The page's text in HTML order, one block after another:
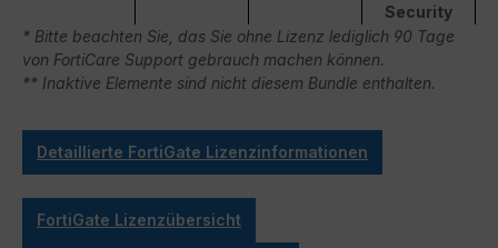
Security
* Bitte beachten Sie, das Sie ohne Lizenz lediglich 90 Tage
von FortiCare Support gebrauch machen können.
** Inaktive Elemente sind nicht diesem Bundle enthalten.
Detaillierte FortiGate Lizenzinformationen
FortiGate Lizenzübersicht